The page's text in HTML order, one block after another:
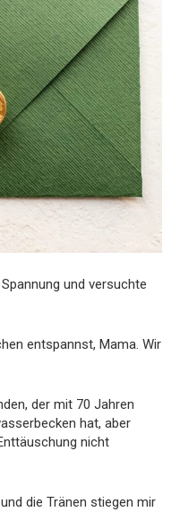
und versuchte
entspannst, Mama. Wir
der mit 70 Jahren
hat, aber
nicht
die Tränen stiegen mir